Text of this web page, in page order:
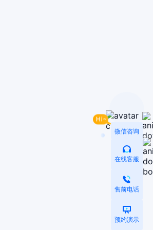
微信咨询
在线客服
售前电话
预约演示